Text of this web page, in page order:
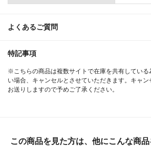
よくあるご質問
特記事項
※こちらの商品は複数サイトで在庫を共有している
い場合、キャンセルとさせていただきます。キャ
お送りしますので予めご了承ください。
この商品を見た方は、他にこんな商